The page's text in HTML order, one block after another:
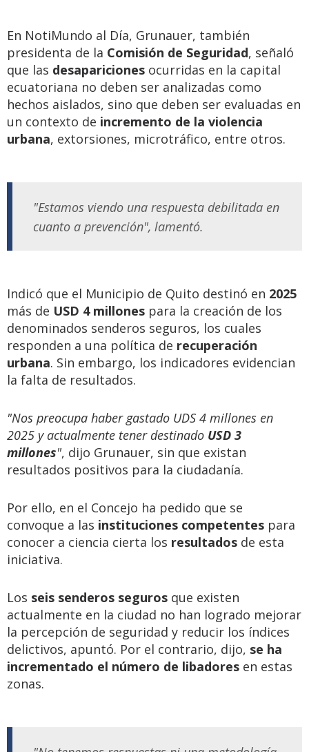
En NotiMundo al Día, Grunauer, también
presidenta de la Comisión de Seguridad, señaló
que las desapariciones ocurridas en la capital
ecuatoriana no deben ser analizadas como
hechos aislados, sino que deben ser evaluadas en
un contexto de incremento de la violencia
urbana, extorsiones, microtráfico, entre otros.
"Estamos viendo una respuesta debilitada en
cuanto a prevención", lamentó.
Indicó que el Municipio de Quito destinó en 2025
más de USD 4 millones para la creación de los
denominados senderos seguros, los cuales
responden a una política de recuperación
urbana. Sin embargo, los indicadores evidencian
la falta de resultados.
"Nos preocupa haber gastado UDS 4 millones en
2025 y actualmente tener destinado USD 3
millones", dijo Grunauer, sin que existan
resultados positivos para la ciudadanía.
Por ello, en el Concejo ha pedido que se
convoque a las instituciones competentes para
conocer a ciencia cierta los resultados de esta
iniciativa.
Los seis senderos seguros que existen
actualmente en la ciudad no han logrado mejorar
la percepción de seguridad y reducir los índices
delictivos, apuntó. Por el contrario, dijo, se ha
incrementado el número de libadores en estas
zonas.